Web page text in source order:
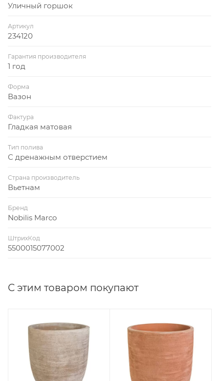
Уличный горшок
Артикул
234120
Гарантия производителя
1 год
Форма
Вазон
Фактура
Гладкая матовая
Тип полива
С дренажным отверстием
Страна производитель
Вьетнам
Бренд
Nobilis Marco
ШтрихКод
5500015077002
С этим товаром покупают